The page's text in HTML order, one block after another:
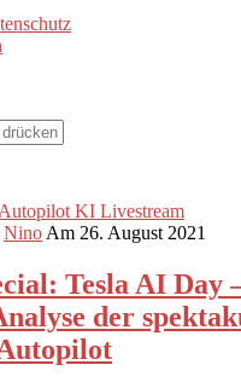
Nino Am 26. August 2021
Tesla AI Day
der